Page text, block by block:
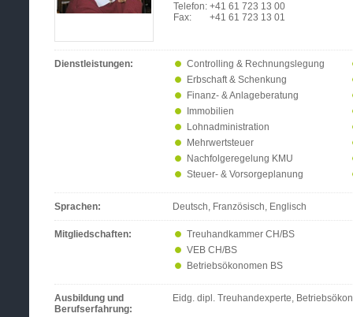
Telefon: +41 61 723 13 00
Fax:
+41 61 723 13 01
Dienstleistungen:
Controlling & Rechnungslegung
Erbschaft & Schenkung
Finanz- & Anlageberatung
Immobilien
Lohnadministration
Mehrwertsteuer
Nachfolgeregelung KMU
Steuer- & Vorsorgeplanung
Sprachen: Deutsch, Französisch, Englisch
Mitgliedschaften:
Treuhandkammer CH/BS
VEB CH/BS
Betriebsökonomen BS
Ausbildung und
Berufserfahrung:
Eidg. dipl. Treuhandexperte,